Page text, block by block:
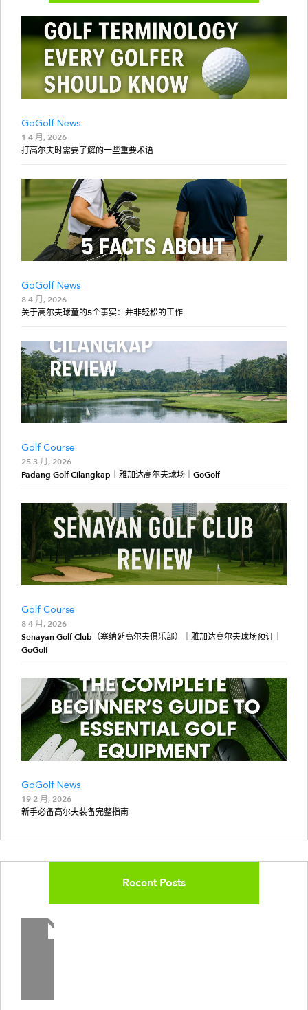
GoGolf News
1 4 月, 2026
打高尔夫时需要了解的一些重要术语
GoGolf News
8 4 月, 2026
关于高尔夫球童的5个事实：并非轻松的工作
Golf Course
25 3 月, 2026
Padang Golf Cilangkap｜雅加达高尔夫球场｜GoGolf
Golf Course
8 4 月, 2026
Senayan Golf Club（塞纳延高尔夫俱乐部）｜雅加达高尔夫球场预订｜
GoGolf
GoGolf News
19 2 月, 2026
新手必备高尔夫装备完整指南
Recent Posts